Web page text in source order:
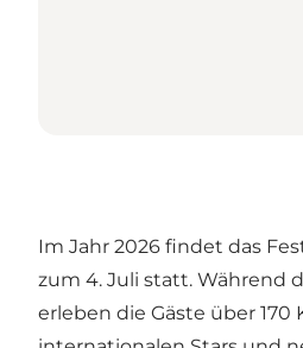
Im Jahr 2026 findet das
zum 4. Juli statt. Während
erleben die Gäste über 170